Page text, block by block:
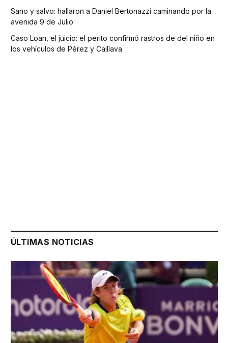
Sano y salvo: hallaron a Daniel Bertonazzi caminando por la
avenida 9 de Julio
Caso Loan, el juicio: el perito confirmó rastros de del niño en
los vehículos de Pérez y Caillava
ÚLTIMAS NOTICIAS